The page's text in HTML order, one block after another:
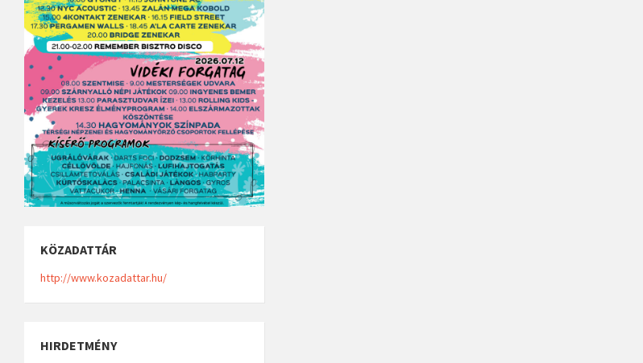
KÖZADATTÁR
http://www.kozadattar.hu/
HIRDETMÉNY